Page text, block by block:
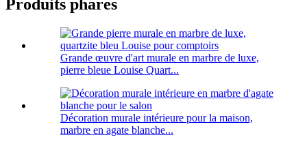
Produits phares
Grande œuvre d'art murale en marbre de luxe,
pierre bleue Louise Quart...
Décoration murale intérieure pour la maison,
marbre en agate blanche...